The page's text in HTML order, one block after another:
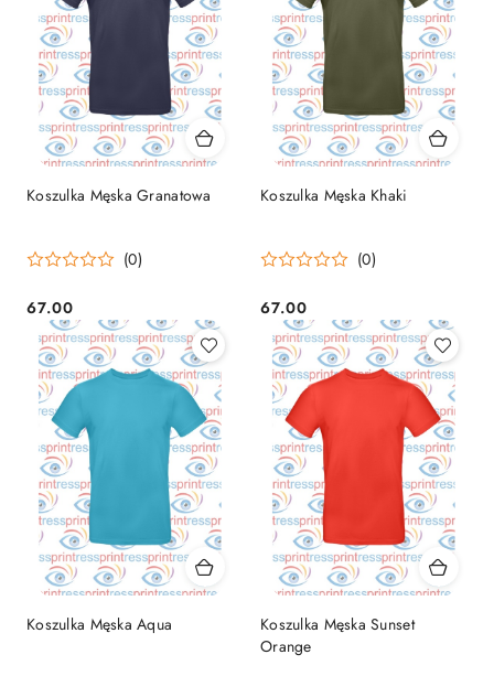
Koszulka Męska Granatowa
(0)
Cena:
67.00
Koszulka Męska Khaki
(0)
Cena:
67.00
Koszulka Męska Aqua
Koszulka Męska Sunset
Orange